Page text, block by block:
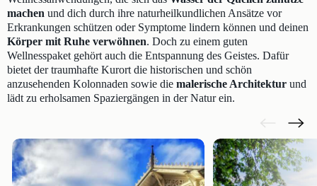
machen und dich durch ihre naturheilkundlichen Ansätze vor
Erkrankungen schützen oder Symptome lindern können und deinen
Körper mit Ruhe verwöhnen. Doch zu einem guten
Wellnesspaket gehört auch die Entspannung des Geistes. Dafür
bietet der traumhafte Kurort die historischen und schön
anzusehenden Kolonnaden sowie die malerische Architektur und
lädt zu erholsamen Spaziergängen in der Natur ein.